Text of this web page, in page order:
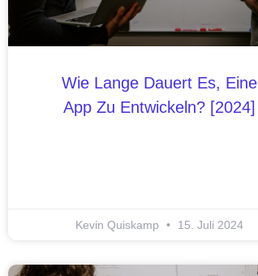
Wie Lange Dauert Es, Eine
App Zu Entwickeln? [2024]
Kevin Quiskamp 15. Juli 2024